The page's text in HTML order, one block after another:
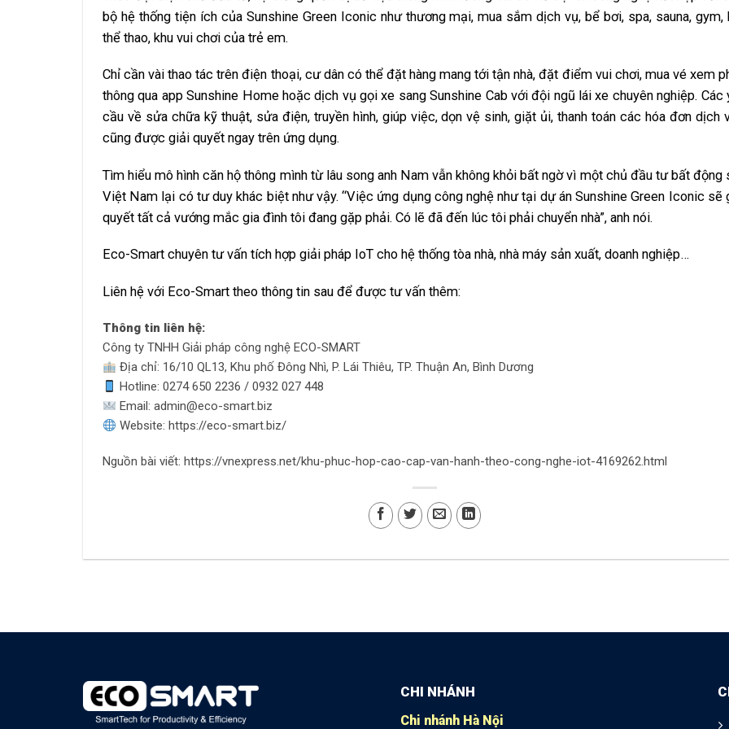
bộ hệ thống tiện ích của Sunshine Green Iconic như thương mại, mua sắm dịch vụ, bể bơi, spa, sauna, gym,
thể thao, khu vui chơi của trẻ em.
Chỉ cần vài thao tác trên điện thoại, cư dân có thể đặt hàng mang tới tận nhà, đặt điểm vui chơi, mua vé xem
thông qua app Sunshine Home hoặc dịch vụ gọi xe sang Sunshine Cab với đội ngũ lái xe chuyên nghiệp. Các
cầu về sửa chữa kỹ thuật, sửa điện, truyền hình, giúp việc, dọn vệ sinh, giặt ủi, thanh toán các hóa đơn dịch
cũng được giải quyết ngay trên ứng dụng.
Tìm hiểu mô hình căn hộ thông mình từ lâu song anh Nam vẫn không khỏi bất ngờ vì một chủ đầu tư bất động
Việt Nam lại có tư duy khác biệt như vậy. “Việc ứng dụng công nghệ như tại dự án Sunshine Green Iconic sẽ
quyết tất cả vướng mắc gia đình tôi đang gặp phải. Có lẽ đã đến lúc tôi phải chuyển nhà”, anh nói.
Eco-Smart chuyên tư vấn tích hợp giải pháp IoT cho hệ thống tòa nhà, nhà máy sản xuất, doanh nghiệp…
Liên hệ với Eco-Smart theo thông tin sau để được tư vấn thêm:
Thông tin liên hệ:
Công ty TNHH Giải pháp công nghệ ECO-SMART
Địa chỉ: 16/10 QL13, Khu phố Đông Nhì, P. Lái Thiêu, TP. Thuận An, Bình Dương
Hotline: 0274 650 2236 / 0932 027 448
Email: admin@eco-smart.biz
Website: https://eco-smart.biz/
Nguồn bài viết: https://vnexpress.net/khu-phuc-hop-cao-cap-van-hanh-theo-cong-nghe-iot-4169262.html
CHI NHÁNH
Chi nhánh Hà Nội